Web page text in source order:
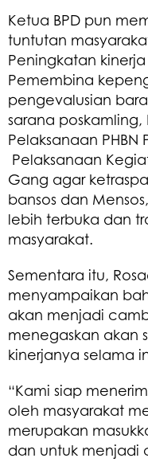
Ketua BPD pun
tuntutan
Peningkatan
Pemembina
pengevalusian
sarana poskamling,
Pelaksanaan PHBN
Pelaksanaan
Gang agar
bansos dan
lebih terbuka dan
masyarakat.
Sementara itu,
menyampaikan
akan menjadi
menegaskan akan
kinerjanya selama
“Kami siap
oleh masyarakat
merupakan
dan untuk menjadi